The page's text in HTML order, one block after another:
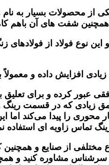
از محصولات بسیار به
شفت های آن باهم
نوع فولاد از فولادهای
افزایش داده و معمولاً
عبور کرده و برای تعلیق
که در قسمت رینگ
بار محوری را پیدا می‌کند
تماس زاویه ای استفاده
مختلفی از صنایع و
سرشناس مشاوره کنید و